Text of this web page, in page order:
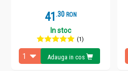
41 .3 RON
In stoc
(1)
Adauga in cos